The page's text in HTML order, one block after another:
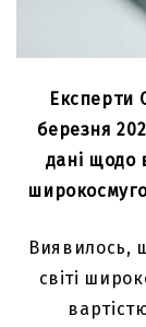
Експерти
березня
дані щодо
Виявилось,
світі